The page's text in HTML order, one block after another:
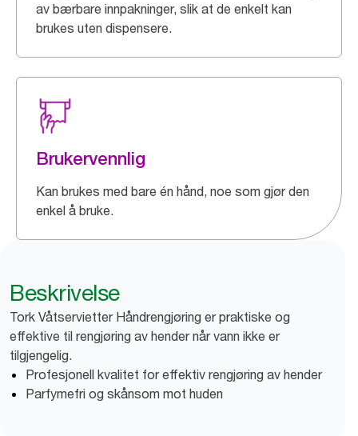
av bærbare innpakninger, slik at de enkelt kan
brukes uten dispensere.
Brukervennlig
Kan brukes med bare én hånd, noe som gjør den
enkel å bruke.
Beskrivelse
Tork Våtservietter Håndrengjøring er praktiske og
effektive til rengjøring av hender når vann ikke er
tilgjengelig.
Profesjonell kvalitet for effektiv rengjøring av hender
Parfymefri og skånsom mot huden